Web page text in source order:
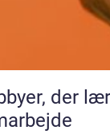
der